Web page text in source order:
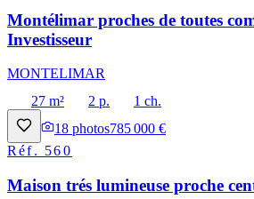
Montélimar proches de toutes
Investisseur
MONTELIMAR
27 m²
2 p.
1 ch.
18 photos785 000 €
Réf. 560
Maison trés lumineuse proche